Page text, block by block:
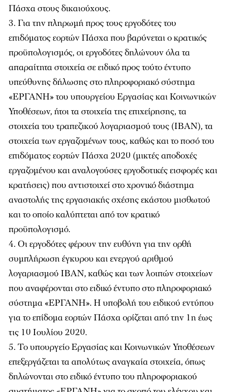
Πάσχα στους δικαιούχους.
Για την πληρωμή προς τους εργοδότες του
επιδόματος εορτών Πάσχα που βαρύνεται ο κρατικός
προϋπολογισμός, οι εργοδότες δηλώνουν όλα τα
απαραίτητα στοιχεία σε ειδικό προς τούτο έντυπο
υπεύθυνης δήλωσης στο πληροφοριακό σύστημα
«ΕΡΓΑΝΗ» του υπουργείου Εργασίας και Κοινωνικών
Υποθέσεων, ήτοι τα στοιχεία της επιχείρησης, τα
στοιχεία του τραπεζικού λογαριασμού τους (IBAN), τα
στοιχεία των εργαζομένων τους, καθώς και το ποσό του
επιδόματος εορτών Πάσχα 2020 (μικτές αποδοχές
εργαζομένου και αναλογούσες εργοδοτικές εισφορές και
κρατήσεις) που αντιστοιχεί στο χρονικό διάστημα
αναστολής της εργασιακής σχέσης εκάστου μισθωτού
και το οποίο καλύπτεται από τον κρατικό
προϋπολογισμό.
Οι εργοδότες φέρουν την ευθύνη για την ορθή
συμπλήρωση έγκυρου και ενεργού αριθμού
λογαριασμού IBAN, καθώς και των λοιπών στοιχείων
που αναφέρονται στο ειδικό έντυπο στο πληροφοριακό
σύστημα «ΕΡΓΑΝΗ». Η υποβολή του ειδικού εντύπου
για το επίδομα εορτών Πάσχα ορίζεται από την 1η έως
τις 10 Ιουλίου 2020.
Το υπουργείο Εργασίας και Κοινωνικών Υποθέσεων
επεξεργάζεται τα απολύτως αναγκαία στοιχεία, όπως
δηλώνονται στο ειδικό έντυπο του πληροφοριακού